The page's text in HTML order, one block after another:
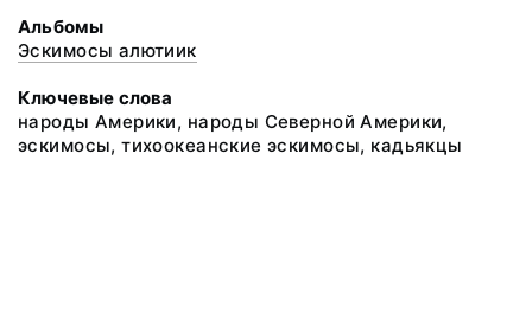
Альбомы
Эскимосы алютиик
Ключевые слова
народы Америки, народы Северной Америки,
эскимосы, тихоокеанские эскимосы, кадьякцы